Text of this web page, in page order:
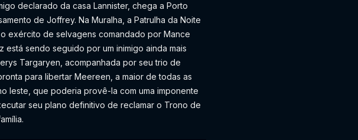
declarado da casa Lannister, chega a Porto
de Joffrey. Na Muralha, a Patrulha da Noite
exército de selvagens comandado por Mance
está sendo seguido por um inimigo ainda mais
Targaryen, acompanhada por seu trio de
para libertar Meereen, a maior de todas as
leste, que poderia provê-la com uma imponente
seu plano definitivo de reclamar o Trono de